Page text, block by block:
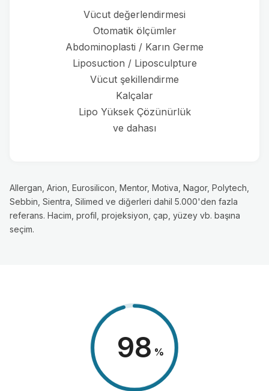
Vücut değerlendirmesi
Otomatik ölçümler
Abdominoplasti / Karın Germe
Liposuction / Liposculpture
Vücut şekillendirme
Kalçalar
Lipo Yüksek Çözünürlük
ve dahası
Allergan, Arion, Eurosilicon, Mentor, Motiva, Nagor, Polytech,
Sebbin, Sientra, Silimed ve diğerleri dahil 5.000'den fazla
referans. Hacim, profil, projeksiyon, çap, yüzey vb. başına
seçim.
98 %